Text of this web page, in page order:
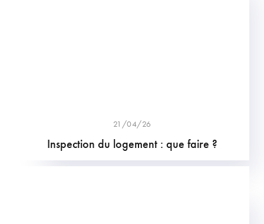
21/04/26
Inspection du logement : que faire ?